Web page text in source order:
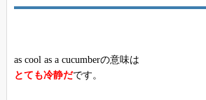
as cool as a cucumberの意味は
とても冷静だです。